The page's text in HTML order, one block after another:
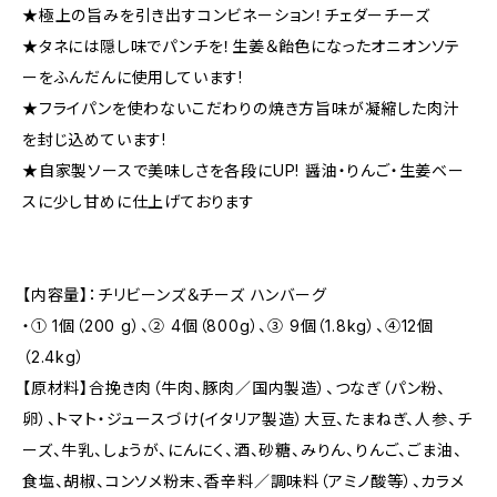
★極上の旨みを引き出すコンビネーション！チェダーチーズ
★タネには隠し味でパンチを！生姜＆飴色になったオニオンソテ
ーをふんだんに使用しています!
★フライパンを使わないこだわりの焼き方旨味が凝縮した肉汁
を封じ込めています!
★自家製ソースで美味しさを各段にUP! 醤油・りんご・生姜ベー
スに少し甘めに仕上げております
【内容量】：チリビーンズ＆チーズ ハンバーグ
・① 1個（200 g）、② 4個（800g）、③ 9個（1.8kg）、④12個
（2.4kg）
【原材料】合挽き肉（牛肉、豚肉／国内製造）、つなぎ（パン粉、
卵）、トマト・ジュースづけ(イタリア製造）大豆、たまねぎ、人参、チ
ーズ、牛乳、しょうが、にんにく、酒、砂糖、みりん、りんご、ごま油、
食塩、胡椒、コンソメ粉末、香辛料／調味料（アミノ酸等）、カラメ